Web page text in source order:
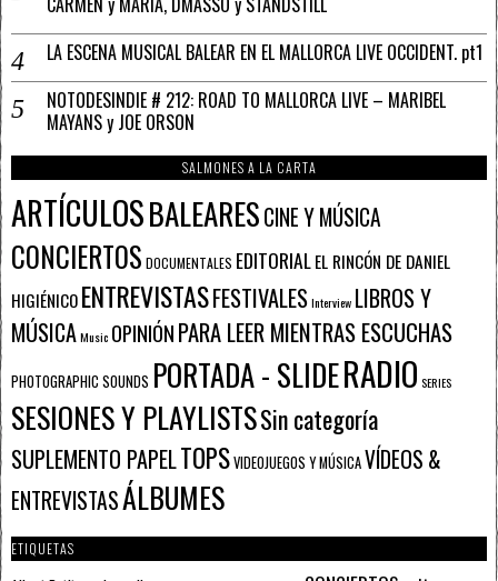
LA ESCENA MUSICAL BALEAR EN EL MALLORCA LIVE OCCIDENT. pt1
NOTODESINDIE # 212: ROAD TO MALLORCA LIVE – MARIBEL
MAYANS y JOE ORSON
SALMONES A LA CARTA
ARTÍCULOSBALEARESCINE Y MÚSICA
CONCIERTOS DOCUMENTALES EDITORIALEL RINCÓN DE DANIEL
HIGIÉNICOENTREVISTASFESTIVALESInterview LIBROS Y
MÚSICAMusic OPINIÓNPARA LEER MIENTRAS ESCUCHAS
PHOTOGRAPHIC SOUNDS PORTADA - SLIDERADIO SERIES
SESIONES Y PLAYLISTSSin categoría
SUPLEMENTO PAPELTOPSVIDEOJUEGOS Y MÚSICAVÍDEOS &
ENTREVISTASÁLBUMES
ETIQUETAS